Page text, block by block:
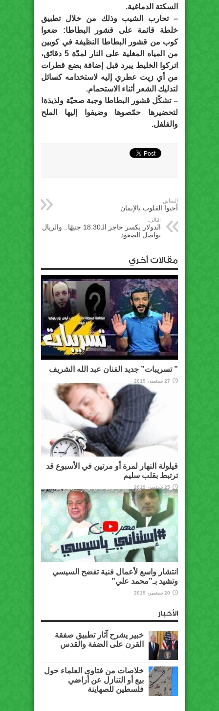
السكتة الدماغية.
– تحارب الشيب وذلك من خلال تطبيق
خلطة قائمة على قشور البطاطا: ضعوا
كوب من قشور البطاطا النظيفة في كوبين
من المياه المغلية على النار لمدّة 5 دقائق،
اتركوا الخليط يبرد قبل إضافة بضع قطرات
من أي زيت عطري إليه لاستخدامه كسائل
لتدليك الشعر أثناء الاستحمام.
– تشكّل قشور البطاطا وجبة صحيّة ولذيذة!
لتحضيرها حمّصوها وضيفوا إليها الملح
والفلفل.
السابق:
أحيوا القلوب بالإيمان
التالي:
الدولار يكسر حاجز الـ18.30 جنيهًا.. والريال
يواصل الصعود
مقالات أخري
” تسريبات” جديد الفنان عبد الله الشريف
27 سبتمبر، 2019
قيلولة النهار لمرة أو مرتين في الأسبوع قد
ترتبط بقلب سليم
25 سبتمبر، 2019
انتشار واسع لأعمال فنية تفضح السيسي
وتشيد بـ”محمد علي”
20 سبتمبر، 2019
الأخبار
خبير يشرح آثار تطبيق صفقة
القرن على الضفة والقدس
خلاصات من فتاوى العلماء حول
بيع أو التنازل عن أراضي
فلسطين للصهاينة